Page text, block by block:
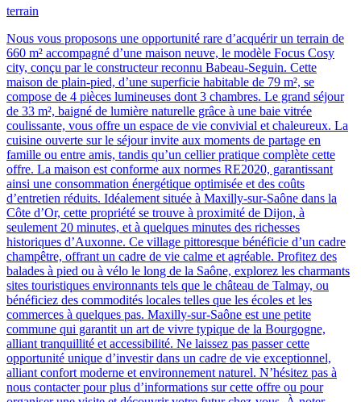
terrain
Nous vous proposons une opportunité rare d’acquérir un terrain de
660 m² accompagné d’une maison neuve, le modèle Focus Cosy
city, conçu par le constructeur reconnu Babeau-Seguin. Cette
maison de plain-pied, d’une superficie habitable de 79 m², se
compose de 4 pièces lumineuses dont 3 chambres. Le grand séjour
de 33 m², baigné de lumière naturelle grâce à une baie vitrée
coulissante, vous offre un espace de vie convivial et chaleureux. La
cuisine ouverte sur le séjour invite aux moments de partage en
famille ou entre amis, tandis qu’un cellier pratique complète cette
offre. La maison est conforme aux normes RE2020, garantissant
ainsi une consommation énergétique optimisée et des coûts
d’entretien réduits. Idéalement située à Maxilly-sur-Saône dans la
Côte d’Or, cette propriété se trouve à proximité de Dijon, à
seulement 20 minutes, et à quelques minutes des richesses
historiques d’Auxonne. Ce village pittoresque bénéficie d’un cadre
champêtre, offrant un cadre de vie calme et agréable. Profitez des
balades à pied ou à vélo le long de la Saône, explorez les charmants
sites touristiques environnants tels que le château de Talmay, ou
bénéficiez des commodités locales telles que les écoles et les
commerces à quelques pas. Maxilly-sur-Saône est une petite
commune qui garantit un art de vivre typique de la Bourgogne,
alliant tranquillité et accessibilité. Ne laissez pas passer cette
opportunité unique d’investir dans un cadre de vie exceptionnel,
alliant confort moderne et environnement naturel. N’hésitez pas à
nous contacter pour plus d’informations sur cette offre ou pour